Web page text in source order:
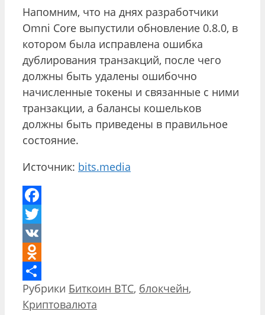
Напомним, что на днях разработчики
Omni Core выпустили обновление 0.8.0, в
котором была исправлена ошибка
дублирования транзакций, после чего
должны быть удалены ошибочно
начисленные токены и связанные с ними
транзакции, а балансы кошельков
должны быть приведены в правильное
состояние.
Источник: bits.media
Facebook
Twitter
VK
Odnoklassniki
Отправить
Рубрики Биткоин BTC, блокчейн,
Криптовалюта